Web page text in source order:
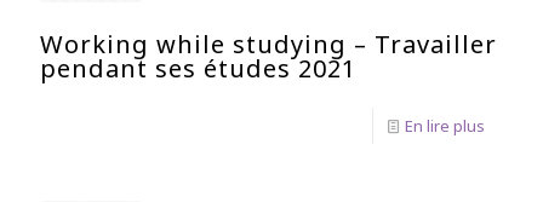
Working while studying – Travailler
pendant ses études 2021
En lire plus